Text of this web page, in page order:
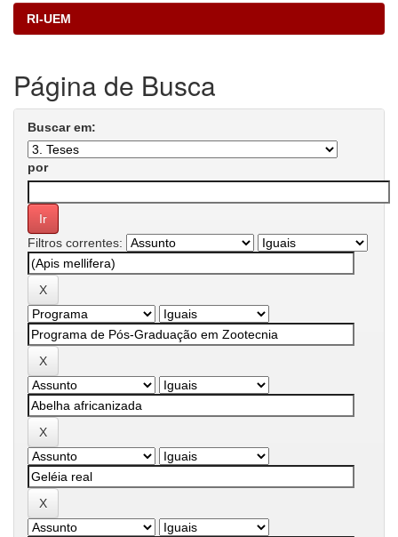
RI-UEM
Página de Busca
Buscar em:
por
Filtros correntes: